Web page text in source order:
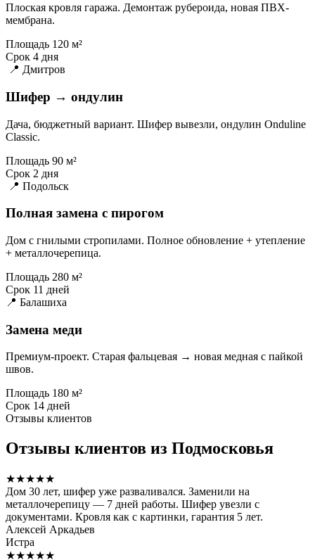
Плоская кровля гаража. Демонтаж рубероида, новая ПВХ-
мембрана.
Площадь 120 м²
Срок 4 дня
📍 Дмитров
Шифер → ондулин
Дача, бюджетный вариант. Шифер вывезли, ондулин Onduline
Classic.
Площадь 90 м²
Срок 2 дня
📍 Подольск
Полная замена с пирогом
Дом с гнилыми стропилами. Полное обновление + утепление
+ металлочерепица.
Площадь 280 м²
Срок 11 дней
📍 Балашиха
Замена меди
Премиум-проект. Старая фальцевая → новая медная с пайкой
швов.
Площадь 180 м²
Срок 14 дней
Отзывы клиентов
Отзывы клиентов из Подмосковья
★★★★★
Дом 30 лет, шифер уже разваливался. Заменили на
металлочерепицу — 7 дней работы. Шифер увезли с
документами. Кровля как с картинки, гарантия 5 лет.
Алексей Аркадьев
Истра
★★★★★